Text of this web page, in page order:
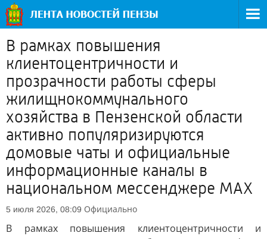
В рамках повышения
клиентоцентричности и
прозрачности работы сферы
жилищнокоммунального
хозяйства в Пензенской области
активно популяризируются
домовые чаты и официальные
информационные каналы в
национальном мессенджере MAX
5 июля 2026, 08:09 Официально
В рамках повышения клиентоцентричности и